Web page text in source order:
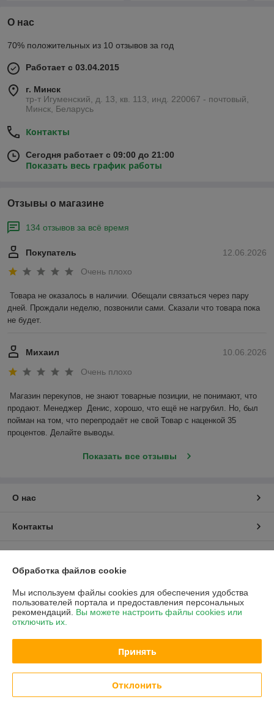
О нас
70% положительных из 10 отзывов за год
Работает с 03.04.2015
г. Минск
тр-т Игуменский, д. 13, кв. 113, инд. 220067 - почтовый,
Минск, Беларусь
Контакты
Сегодня работает с 09:00 до 21:00
Показать весь график работы
Отзывы о магазине
134 отзывов за всё время
12.06.2026
Покупатель
Очень плохо
Товара не оказалось в наличии. Обещали связаться через пару
дней. Прождали неделю, позвонили сами. Сказали что товара пока
не будет.
10.06.2026
Михаил
Очень плохо
Магазин перекупов, не знают товарные позиции, не понимают, что
продают. Менеджер  Денис, хорошо, что ещё не нагрубил. Но, был
пойман на том, что перепродаёт не свой Товар с наценкой 35
процентов. Делайте выводы.
Показать все отзывы
О нас
Контакты
Полная версия сайта
Политика обработки cookies
Обработка файлов cookie
Мы используем файлы cookies для обеспечения удобства
пользователей портала и предоставления персональных
рекомендаций. Вы можете настроить файлы cookies или
отключить их.
Принять
Отклонить